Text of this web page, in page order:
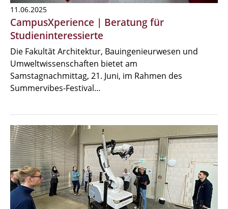
11.06.2025
CampusXperience | Beratung für
Studieninteressierte
Die Fakultät Architektur, Bauingenieurwesen und
Umweltwissenschaften bietet am
Samstagnachmittag, 21. Juni, im Rahmen des
Summervibes-Festival…